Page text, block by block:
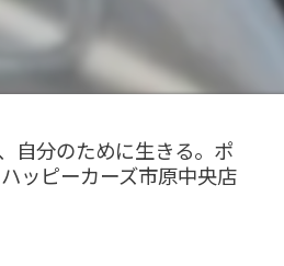
自分のために生きる。ポ
ッピーカーズ市原中央店